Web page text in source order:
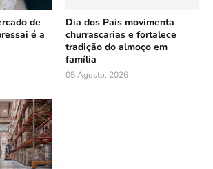
de
é a
Dia dos Pais movimenta
churrascarias e fortalece
tradição do almoço em
família
05 Agosto, 2026